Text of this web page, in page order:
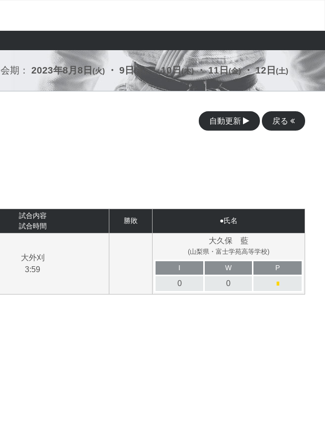
会期： 2023年8月8日(火)・ 9日(水)・ 10日(木)・ 11日(金)・ 12日 (土)
自動更新 戻る
試合内容
試合時間
勝敗 ●氏名
大外刈
3:59
大久保 藍
(山梨県・富士学苑高等学校)
I W P
0 0 ■